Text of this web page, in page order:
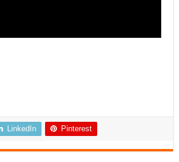
LinkedIn Pinterest